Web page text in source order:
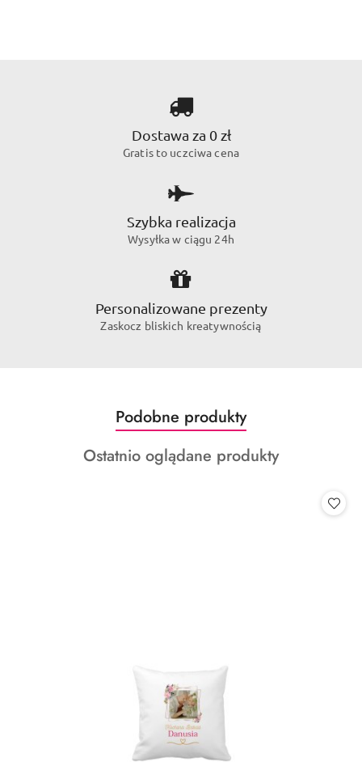
Dostawa za 0 zł
Gratis to uczciwa cena
Szybka realizacja
Wysyłka w ciągu 24h
Personalizowane prezenty
Zaskocz bliskich kreatywnością
Pomiń karuzelę produktów
Produkty
o
statusie:
Podobne produkty
Produkty
Ostatnio oglądane produkty